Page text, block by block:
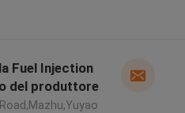
Fuel Injection
del produttore